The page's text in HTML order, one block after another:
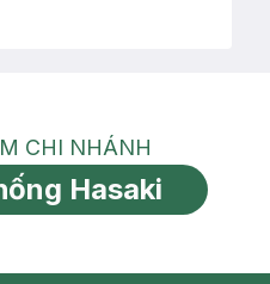
Tìm chi nhánh
CHI NHÁNH
Hasaki